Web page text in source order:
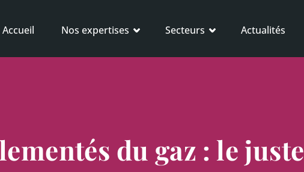
Accueil Nos expertises Secteurs Actualités
du gaz : le juste